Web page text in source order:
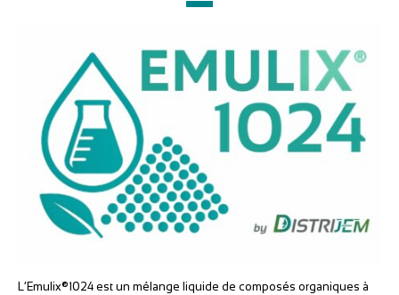
L’Emulix®1024 est un mélange liquide de composés organiques à